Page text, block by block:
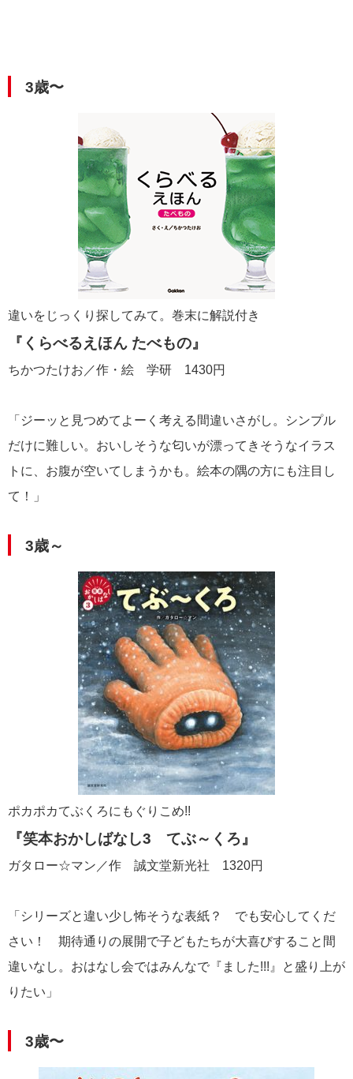
3歳〜
違いをじっくり探してみて。巻末に解説付き
『くらべるえほん たべもの』
ちかつたけお／作・絵 学研 1430円
「ジーッと見つめてよーく考える間違いさがし。シンプル
だけに難しい。おいしそうな匂いが漂ってきそうなイラス
トに、お腹が空いてしまうかも。絵本の隅の方にも注目し
て！」
3歳～
ポカポカてぶくろにもぐりこめ!!
『笑本おかしばなし3 てぶ～くろ』
ガタロー☆マン／作 誠文堂新光社 1320円
「シリーズと違い少し怖そうな表紙？ でも安心してくだ
さい！ 期待通りの展開で子どもたちが大喜びすること間
違いなし。おはなし会ではみんなで『ました!!!』と盛り上が
りたい」
3歳〜